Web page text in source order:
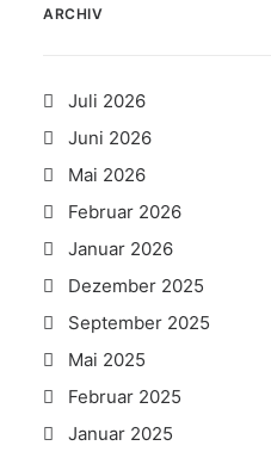
ARCHIV
Juli 2026
Juni 2026
Mai 2026
Februar 2026
Januar 2026
Dezember 2025
September 2025
Mai 2025
Februar 2025
Januar 2025